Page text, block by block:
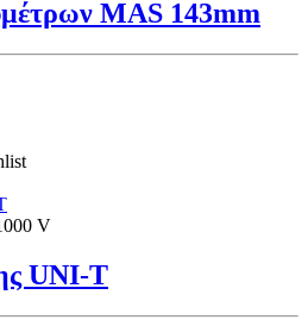
MAS 143mm
V
UNI-T